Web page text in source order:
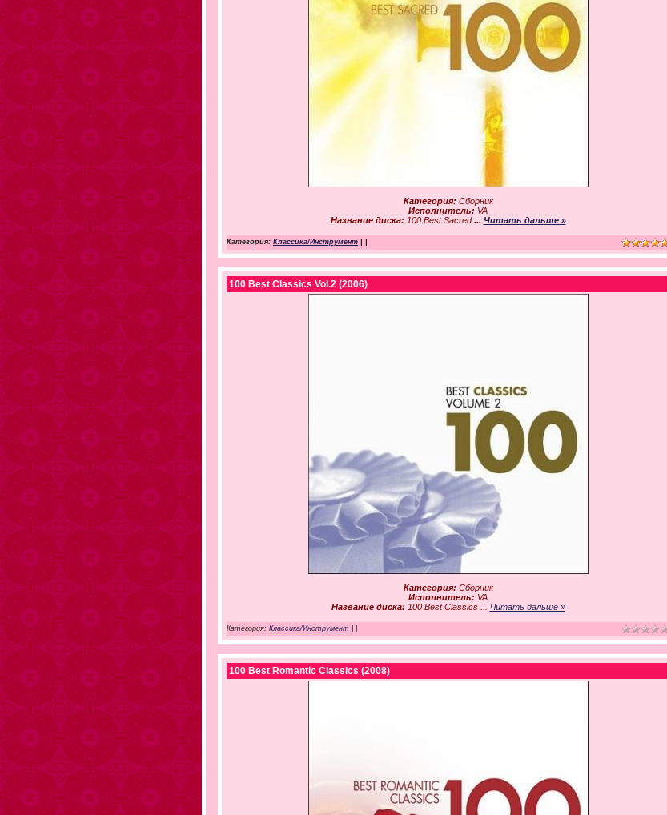
Категория: Сборник
Исполнитель: VA
Название диска: 100 Best Sacred... Читать дальше »
Категория: Классика/Инструмент
100 Best Classics Vol.2 (2006)
Категория: Сборник
Исполнитель: VA
Название диска: 100 Best Classics Читать дальше »
Категория: Классика/Инструмент
100 Best Romantic Classics (2008)